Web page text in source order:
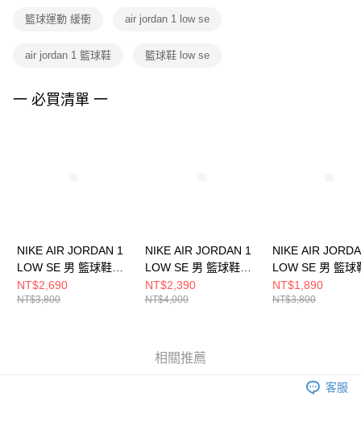
權轉讓予恩沛科技股份有限公司。
３．未成年的使用者請事先徵得法定代理人或監護人之同意方可使用
４．使用「AFTEE先享後付」時，將依據個別帳號之用戶狀況，依本公司即
籃球運動 緩衝 air jordan 1 low se
air jordan 1 籃球鞋 籃球鞋 low se
一 必買清單 一
NIKE AIR JORDAN 1
LOW SE 男 籃球鞋
HJ5999400
NT$2,690
NT$3,800
NIKE AIR JORDAN 1
LOW SE 男 籃球鞋
HQ3603201
NT$2,390
NT$4,000
NIKE AIR
LOW SE 男 籃球
FN5214141
NT$1,890
NT$3,800
相關推薦
客服